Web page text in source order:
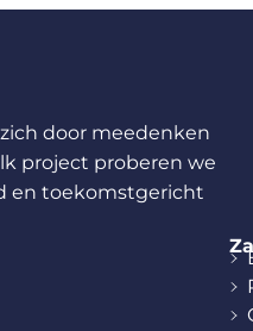
door meedenken
project proberen we
en toekomstgericht